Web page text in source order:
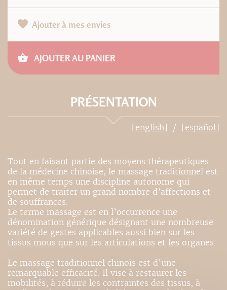
Ajouter à mes envies
AJOUTER AU PANIER
PRÉSENTATION
[english] [español]
Tout en faisant partie des moyens thérapeutiques
de la médecine chinoise, le massage traditionnel est
en même temps une discipline autonome qui
permet de traiter un grand nombre d’affections et
de souffrances.
Le terme massage est en l’occurrence une
dénomination générique désignant une nombreuse
variété de gestes applicables aussi bien sur les
tissus mous que sur les articulations et les organes.
Le massage traditionnel chinois est d’une
remarquable efficacité. Il vise à restaurer les
mobilités, à réduire les contraintes des tissus, à